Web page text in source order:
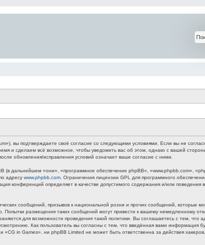
вы подтверждаете своё согласие со следующими условиями. Если вы не
и сделаем всё возможное, чтобы уведомить вас об этом, однако с вашей
обновления/исправления условий означает ваше согласие с ними.
дальнейшем «они», «программное обеспечение phpBB», «www.phpbb.com»,
адресу www.phpbb.com . Ограничения лицензии GPL для программного
конференций определяет в качестве допустимого содержания и/или
сообщений, призывов к национальной розни и прочих сообщений, которые
Попытки размещения таких сообщений могут привести к вашему немедленному
для возможности проведения такой политики. Вы соглашаетесь с тем, что
Как пользователь вы согласны с тем, что введённая вами информация
in Games», ни phpBB Limited не может быть ответственна за действия хакеров,